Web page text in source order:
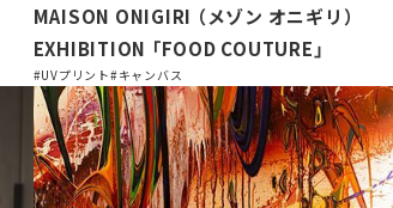
MAISON ONIGIRI （メゾン オニギリ）
EXHIBITION 「FOOD COUTURE」
#UVプリント#キャンバス